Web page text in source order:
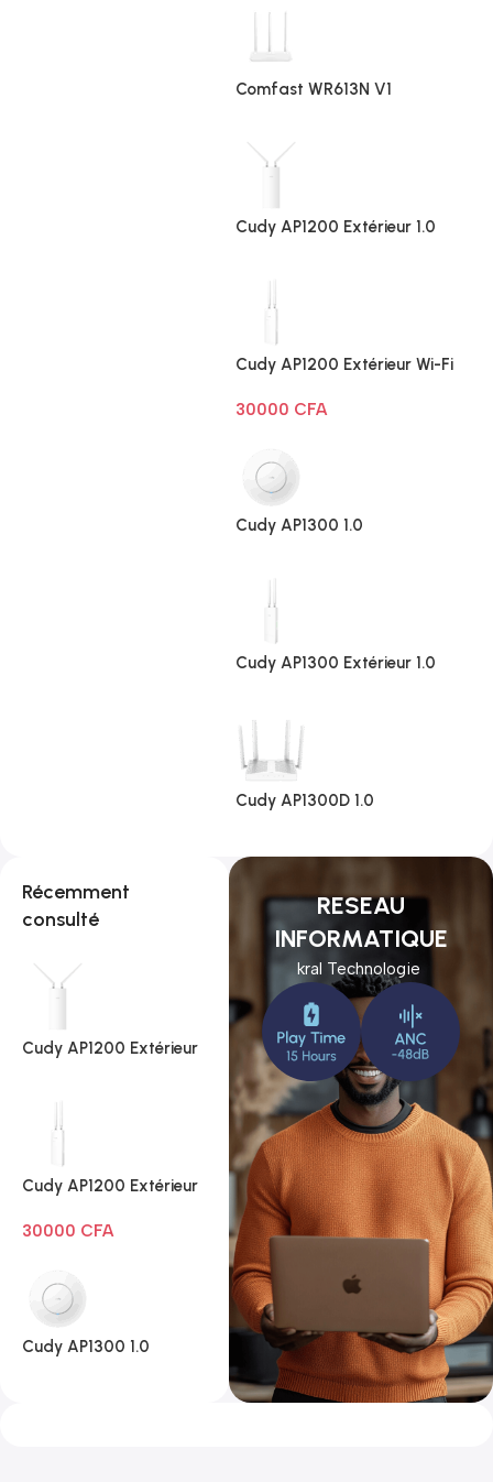
Récemment
consulté
Cudy AP1200 Extérieur
Cudy AP1200 Extérieur
30000 CFA
Cudy AP1300 1.0
RESEAU
INFORMATIQUE
kral Technologie
Comfast WR613N V1
Cudy AP1200 Extérieur 1.0
Cudy AP1200 Extérieur Wi-Fi
30000 CFA
Cudy AP1300 1.0
Cudy AP1300 Extérieur 1.0
Cudy AP1300D 1.0